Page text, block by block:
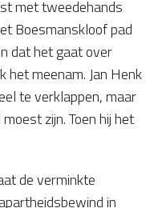
met tweedehands
Boesmanskloof pad
dat het gaat over
het meenam. Jan Henk
te verklappen, maar
zijn. Toen hij het
de verminkte
in